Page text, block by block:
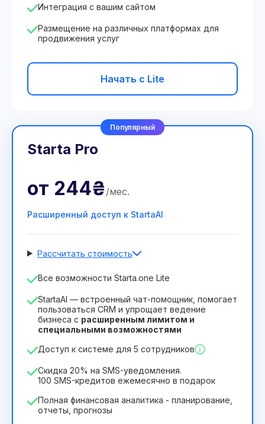
Интеграция с вашим сайтом
Размещение на различных платформах для
продвижения услуг
Начать с Lite
Популярный
Starta Pro
от 244₴ /мес.
Расширенный доступ к StartaAI
Рассчитать стоимость
Количество сотрудников
Срок действия лицензии
12 Months(скидка -25%) Выгодный
349₴ 244₴/месяц
Все возможности Starta.one Lite
StartaAI — встроенный чат-помощник, помогает
пользоваться CRM и упрощает ведение
бизнеса с расширенным лимитом и
специальными возможностями
Доступ к системе для 5 сотрудников
Скидка 20% на SMS-уведомления.
100 SMS-кредитов ежемесячно в подарок
Полная финансовая аналитика - планирование,
отчеты, прогнозы